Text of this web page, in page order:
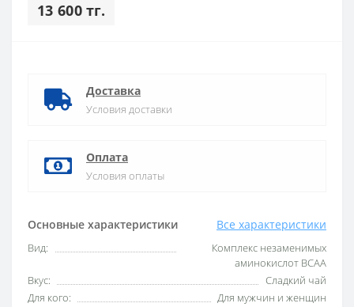
13 600 тг.
Основные характеристики Все характеристики
Вид:
Комплекс незаменимых
аминокислот BCAA
Вкус:
Сладкий чай
Для кого:
Для мужчин и женщин
Доставка
Условия доставки
Оплата
Условия оплаты